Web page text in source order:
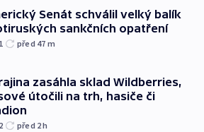
Senát schválil velký balík
sankčních opatření
před 47 m
zasáhla sklad Wildberries,
útočili na trh, hasiče či
před 2h